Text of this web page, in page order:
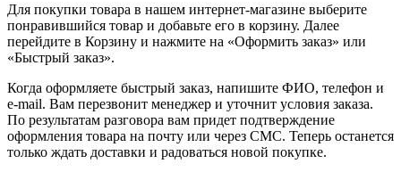
Для покупки товара в нашем интернет-магазине выберите
понравившийся товар и добавьте его в корзину. Далее
перейдите в Корзину и нажмите на «Оформить заказ» или
«Быстрый заказ».
Когда оформляете быстрый заказ, напишите ФИО, телефон и
e-mail. Вам перезвонит менеджер и уточнит условия заказа.
По результатам разговора вам придет подтверждение
оформления товара на почту или через СМС. Теперь останется
только ждать доставки и радоваться новой покупке.